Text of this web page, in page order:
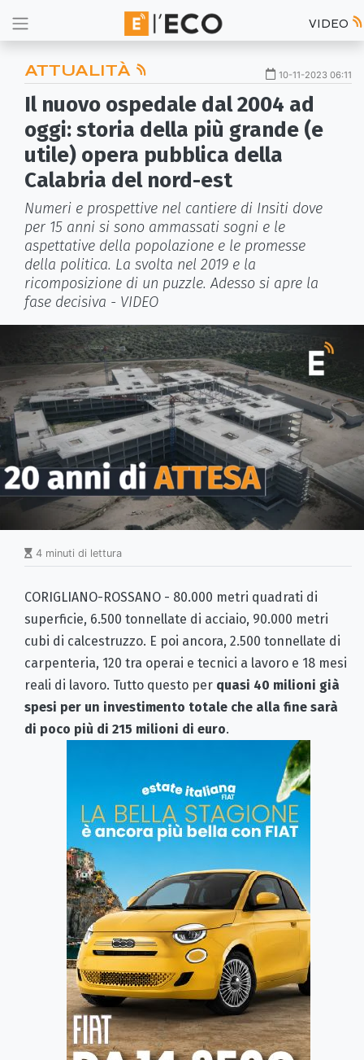
VIDEO
ATTUALITÀ 10-11-2023 06:11
Il nuovo ospedale dal 2004 ad
oggi: storia della più grande (e
utile) opera pubblica della
Calabria del nord-est
Numeri e prospettive nel cantiere di Insiti dove
per 15 anni si sono ammassati sogni e le
aspettative della popolazione e le promesse
della politica. La svolta nel 2019 e la
ricomposizione di un puzzle. Adesso si apre la
fase decisiva - VIDEO
4 minuti di lettura
CORIGLIANO-ROSSANO - 80.000 metri quadrati di
superficie, 6.500 tonnellate di acciaio, 90.000 metri
cubi di calcestruzzo. E poi ancora, 2.500 tonnellate di
carpenteria, 120 tra operai e tecnici a lavoro e 18 mesi
reali di lavoro. Tutto questo per quasi 40 milioni già
spesi per un investimento totale che alla fine sarà
di poco più di 215 milioni di euro.